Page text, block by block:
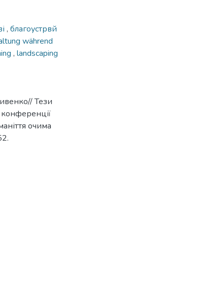
, благоустрвй
während
, landscaping
Тези
очима